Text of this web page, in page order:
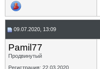
09.07.2020, 13:09
Pamil77
Продвинутый
Регистрация: 22.03.2020